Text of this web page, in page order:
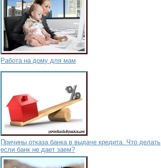
Работа на дому для мам
Причины отказа банка в выдаче кредита. Что делать,
если банк не дает заем?